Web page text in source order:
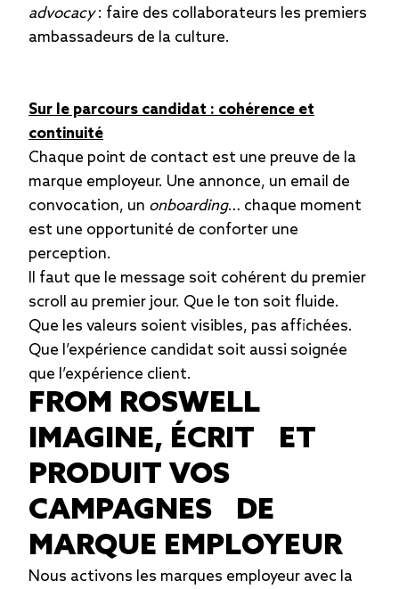
advocacy: faire des collaborateurs les premiers
ambassadeurs de la culture.
Sur le parcours candidat : cohérence et
continuité
Chaque point de contact est une preuve de la
marque employeur. Une annonce, un email de
convocation, un onboarding… chaque moment
est une opportunité de conforter une
perception.
Il faut que le message soit cohérent du premier
scroll au premier jour. Que le ton soit fluide.
Que les valeurs soient visibles, pas affichées.
Que l’expérience candidat soit aussi soignée
que l’expérience client.
FROM ROSWELL
IMAGINE, ÉCRIT ET
PRODUIT VOS
CAMPAGNES DE
MARQUE EMPLOYEUR
Nous activons les marques employeur avec la